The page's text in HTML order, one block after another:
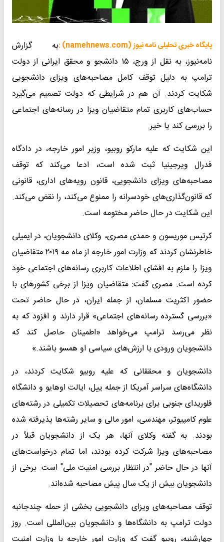
پایگاه خبری تحلیلی نامه نیوز (namehnews.com) :
به گزارش
نامه‌نیوز، به نقل از ورج، ۱۵ دانشجو و محقق ایرانی از دولت
ترامپ به دلیل توقف کامل مصاحبه‌های ویزای دانشجویی
شکایت کردند. آن هم در شرایطی که دولت تصمیم می‌گیرد
حساب‌های کاربری تمام متقاضیان ویزا در رسانه‌های اجتماعی
را بررسی کند یا خیر.
این شکایت که علیه مارکو روبیو، وزیر امور خارجه، در دادگاه
فدرال ویرجینیا ثبت شده است، ادعا می‌کند که توقف
مصاحبه‌های ویزای دانشجویی، قانون رویه‌های اداری، قانونی
که قانون‌گذاری‌های خودسرانه را ممنوع می‌کند، را نقض می‌کند.
این شکایت در حال حاضر مختومه است.
کرتیس موریسون و حمدی مصری، وکلای دانشجویان، در ایمیلی
خاطرنشان کردند که وزارت امور خارجه از ماه مه ۲۰۱۹ متقاضیان
ویزا را ملزم به افشای اطلاعات کاربری رسانه‌های اجتماعی خود
کرده است. مصری گفت: متقاضیان ویزا از برخی کشورهای با
حضور اکثریت مسلمان، از جمله ایران، در حال حاضر تحت
«بررسی گسترده رسانه‌های اجتماعی» قرار دارند و افزود که به
نظر می‌رسد ترامپ می‌خواهد «اطمینان حاصل کند که
دانشجویان ورودی با ارزش‌های سیاسی او همسو باشند.»
دانشجویان و محققانی که علیه روبیو شکایت کردند، در
دانشگاه‌های سراسر آمریکا از جمله ییل، ایالت اوهایو و دانشگاه
فلوریدای جنوبی برای برنامه‌های تحصیلات تکمیلی در رشته‌های
علوم کامپیوتر، مهندسی، امور مالی و سایر رشته‌ها پذیرفته شده
بودند. به گفته وکلای آنها، هر یک از دانشجویان قبلاً در
مصاحبه‌های ویزا شرکت کرده بودند، اما تمام درخواست‌های
آنها در حال حاضر "در انتظار بررسی امنیت ملی" است. برخی از
دانشجویان بیش از یک سال پیش مصاحبه شده‌اند.
توقف مصاحبه‌های ویزای دانشجویی بخشی از حمله چندجانبه
دولت ترامپ به دانشگاه‌ها و دانشجویان بین‌المللی است. روز
چهارشنبه، روبیو گفت که وزارت امور خارجه با وزارت امنیت